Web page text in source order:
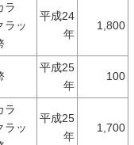
ラ
ラッ
平成24
年
1,800
平成25
年
100
ラ
ラッ
平成25
年
1,700